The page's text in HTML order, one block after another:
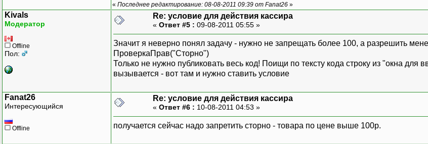
ВнешняяКомпонента.MinKeyNum=1;
Возврат;
КонецЕсли;
КонецЕсли;
КонецЕсли;
Знак=?(ВидЧека=1,-1,1);
Если Чек.Флаг=3 Тогда
Знак=1;
КонецЕсли;
Транз.Новый();
« Последнее редактирование: 08-08-2011 09:39 от Fanat26 »
Kivals
Модератор
Offline
Пол:
Re: условие для действия кассира
« Ответ #5 : 09-08-2011 05:55 »
Значит я неверно понял задачу - нужно не запрещать более 100, а разрешить
ПроверкаПрав("Сторно")
Только не нужно публиковать весь код! Поищи по тексту кода строку из "окна для
вызывается - вот там и нужно ставить условие
Fanat26
Интересующийся
Offline
Re: условие для действия кассира
« Ответ #6 : 10-08-2011 04:53 »
получается сейчас надо запретить сторно - товара по цене выше 100р.